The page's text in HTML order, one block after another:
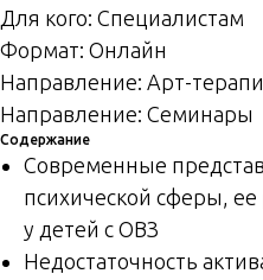
Для кого: Специалистам
Формат: Онлайн
Направление: Арт-
Направление: Семинары
Содержание
Cовременные
психической сферы,
у детей с ОВЗ
Недостаточность